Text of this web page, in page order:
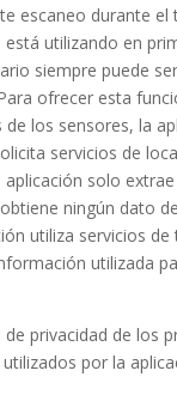
escaneo durante el
utilizando en
siempre puede
ofrecer esta
los sensores, la
servicios de
aplicación solo
ningún dato
utiliza servicios de
utilizada
de privacidad de los
por la